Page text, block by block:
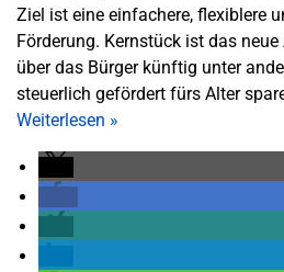
Ziel ist eine einfachere, flexiblere
Förderung. Kernstück ist das
über das Bürger künftig unter
steuerlich gefördert fürs Alter
Weiterlesen »